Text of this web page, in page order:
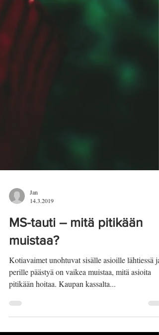
Jan
MS-tauti – mitä pitikään
muistaa?
Kotiavaimet unohtuvat sisälle asioille lähtiessä ja
perille päästyä on vaikea muistaa, mitä asioita
pitikään hoitaa. Kaupan kassalta...